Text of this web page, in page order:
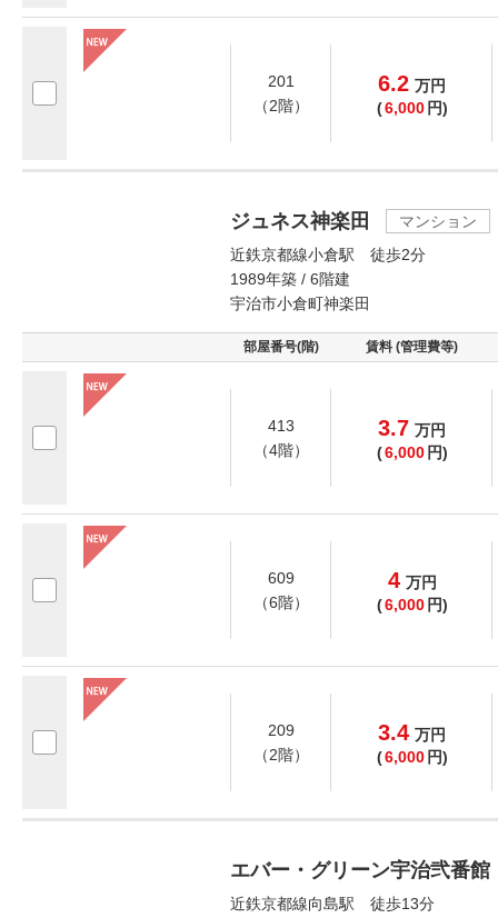
201
（2階）
6.2 万円
(6,000 円)
ジュネス神楽田
マンション
近鉄京都線小倉駅 徒歩2分
1989年築 / 6階建
宇治市小倉町神楽田
部屋番号(階) 賃料 (管理費等)
413
（4階）
3.7 万円
(6,000 円)
609
（6階）
4 万円
(6,000 円)
209
（2階）
3.4 万円
(6,000 円)
エバー・グリーン宇治弐番館
近鉄京都線向島駅 徒歩13分